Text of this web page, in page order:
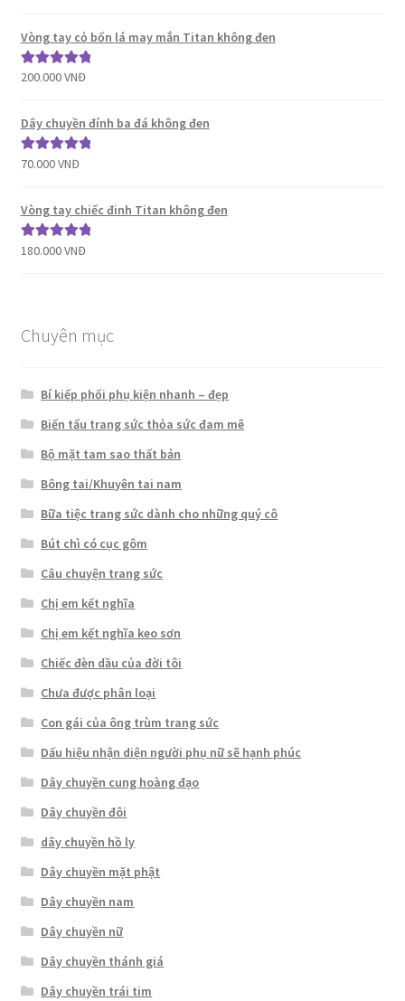
sao
Vòng tay cỏ bốn lá may mắn Titan không đen
Được xếp
sao
200.000VNĐ
Dây chuyền đính ba đá không đen
Được xếp
sao
70.000VNĐ
Vòng tay chiếc đinh Titan không đen
Được xếp
180.000VNĐ
Chuyên mục
Bí kiếp phối phụ kiện nhanh – đẹp
Biến tấu trang sức thỏa sức đam mê
Bộ mặt tam sao thất bản
Bông tai/Khuyên tai nam
Bữa tiệc trang sức dành cho những quý cô
Bút chì có cục gôm
Câu chuyện trang sức
Chị em kết nghĩa
Chị em kết nghĩa keo sơn
Chiếc đèn dầu của đời tôi
Chưa được phân loại
Con gái của ông trùm trang sức
Dấu hiệu nhận diện người phụ nữ sẽ hạnh phúc
Dây chuyền cung hoàng đạo
Dây chuyền đôi
dây chuyền hồ ly
Dây chuyền mặt phật
Dây chuyền nam
Dây chuyền nữ
Dây chuyền thánh giá
Dây chuyền trái tim